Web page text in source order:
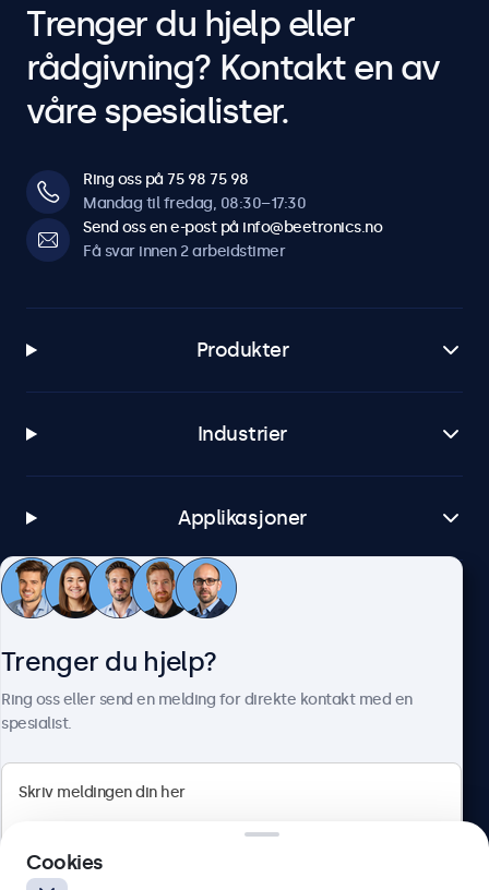
Trenger du hjelp eller
rådgivning? Kontakt en av
våre spesialister.
Ring oss på 75 98 75 98
Mandag til fredag, 08:30–17:30
Send oss en e-post på info@beetronics.no
Få svar innen 2 arbeidstimer
Produkter
Industrier
Applikasjoner
Kundeservice
Trenger du hjelp?
Ring oss eller send en melding for direkte kontakt med en
spesialist.
Cookies